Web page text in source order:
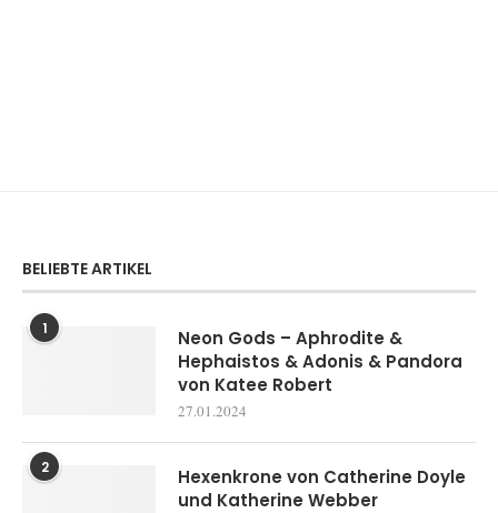
BELIEBTE ARTIKEL
1
Neon Gods – Aphrodite &
Hephaistos & Adonis & Pandora
von Katee Robert
27.01.2024
2
Hexenkrone von Catherine Doyle
und Katherine Webber